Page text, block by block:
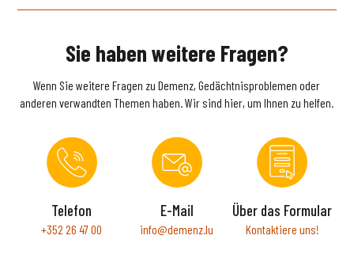
Sie haben weitere Fragen?
Wenn Sie weitere Fragen zu Demenz, Gedächtnisproblemen oder
anderen verwandten Themen haben. Wir sind hier, um Ihnen zu helfen.
Telefon
+352 26 47 00
E-Mail
info@demenz.lu
Über das Formular
Kontaktiere uns!